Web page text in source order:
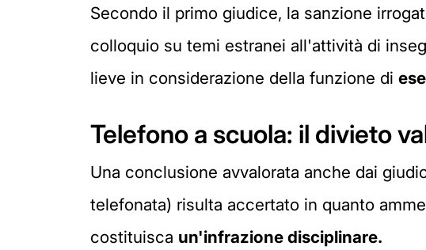
Secondo il primo giudice, la sanzione
colloquio su temi estranei all'attività di
lieve in considerazione della funzione di
Telefono a scuola: il divieto
Una conclusione avvalorata anche dai
telefonata) risulta accertato in quanto
costituisca un'infrazione disciplinare.